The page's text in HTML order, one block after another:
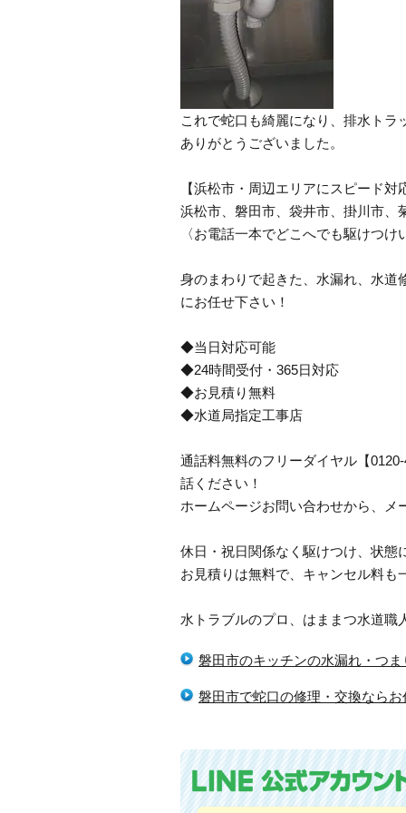
これで蛇口も綺麗になり、排水ト
ありがとうございました。
【浜松市・周辺エリアにスピード対
浜松市、磐田市、袋井市、掛川市、
〈お電話一本でどこへでも駆けつけ
身のまわりで起きた、水漏れ、水道
にお任せ下さい！
◆当日対応可能
◆24時間受付・365日対応
◆お見積り無料
◆水道局指定工事店
通話料無料のフリーダイヤル【
話ください！
ホームページお問い合わせから、メ
休日・祝日関係なく駆けつけ、状態
お見積りは無料で、キャンセル料も
水トラブルのプロ、はままつ水道
磐田市のキッチンの水漏れ・つ
磐田市で蛇口の修理・交換なら